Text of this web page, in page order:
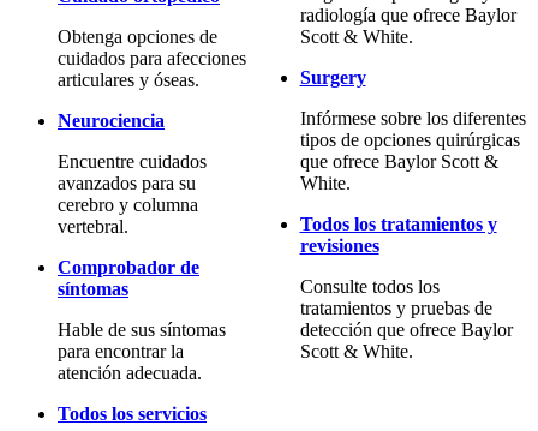
Obtenga opciones de
cuidados para afecciones
articulares y óseas.
Neurociencia
Encuentre cuidados
avanzados para su
cerebro y columna
vertebral.
Comprobador de
síntomas
Hable de sus síntomas
para encontrar la
atención adecuada.
Todos los servicios
radiología que ofrece Baylor
Scott & White.
Surgery
Infórmese sobre los diferentes
tipos de opciones quirúrgicas
que ofrece Baylor Scott &
White.
Todos los tratamientos y
revisiones
Consulte todos los
tratamientos y pruebas de
detección que ofrece Baylor
Scott & White.